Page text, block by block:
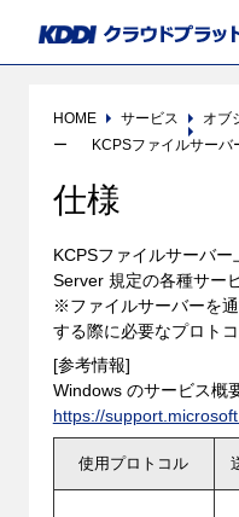
HOME サービス
オブ
ー
KCPSファイルサーバ
仕様
KCPSファイルサーバ
Server 規定の各種サー
※ファイルサーバーを
する際に必要なプロトコ
[参考情報]
Windows のサービス概
https://
使用プロトコル